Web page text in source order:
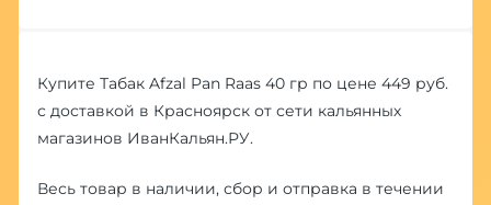
Купите Табак Afzal Pan Raas 40 гр по цене 449 руб.
с доставкой в Красноярск от сети кальянных
магазинов ИванКальян.РУ.
Весь товар в наличии, сбор и отправка в течении